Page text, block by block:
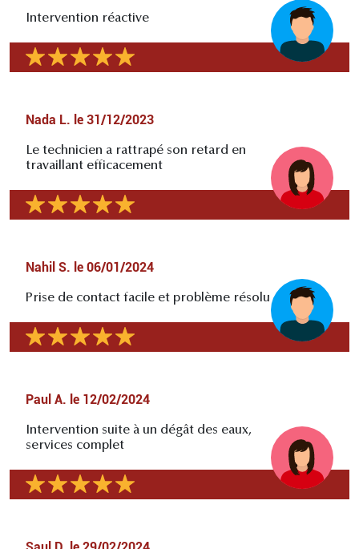
Intervention réactive
Nada L. le 31/12/2023
Le technicien a rattrapé son retard en
travaillant efficacement
Nahil S. le 06/01/2024
Prise de contact facile et problème résolu
Paul A. le 12/02/2024
Intervention suite à un dégât des eaux,
services complet